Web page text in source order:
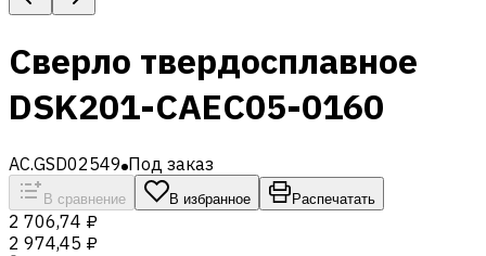
Сверло твердосплавное
DSK201-CAEC05-0160
AC.GSD02549 Под заказ
В сравнение В избранное Распечатать
2 706,74 ₽
2 974,45 ₽